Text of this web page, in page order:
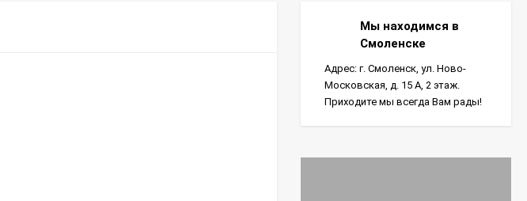
Мы находимся в
Смоленске
Адрес: г. Смоленск, ул. Ново-
Московская, д. 15 А, 2 этаж.
Приходите мы всегда Вам рады!